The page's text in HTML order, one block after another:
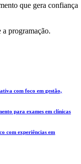
que gera confiança
programação.
com foco em gestão,
para exames em clínicas
com experiências em